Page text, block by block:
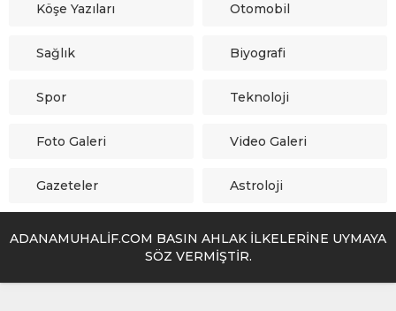
Köşe Yazıları Otomobil
Sağlık Biyografi
Spor Teknoloji
Foto Galeri Video Galeri
Gazeteler Astroloji
ADANAMUHALİF.COM BASIN AHLAK İLKELERİNE UYMAYA
SÖZ VERMİŞTİR.